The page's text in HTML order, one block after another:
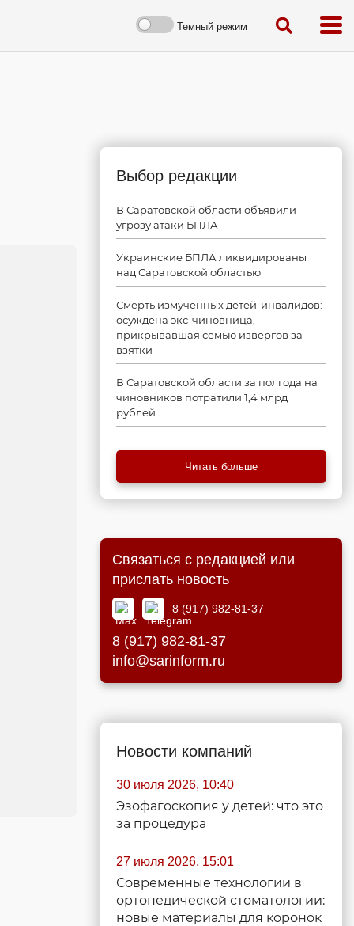
Темный режим
Выбор редакции
В Саратовской области объявили
угрозу атаки БПЛА
Украинские БПЛА ликвидированы
над Саратовской областью
Смерть измученных детей-инвалидов:
осуждена экс-чиновница,
прикрывавшая семью извергов за
взятки
В Саратовской области за полгода на
чиновников потратили 1,4 млрд
рублей
Читать больше
Связаться с редакцией или
прислать новость
8 (917) 982-81-37
8 (917) 982-81-37
info@sarinform.ru
Новости компаний
30 июля 2026, 10:40
Эзофагоскопия у детей: что это
за процедура
27 июля 2026, 15:01
Современные технологии в
ортопедической стоматологии:
новые материалы для коронок